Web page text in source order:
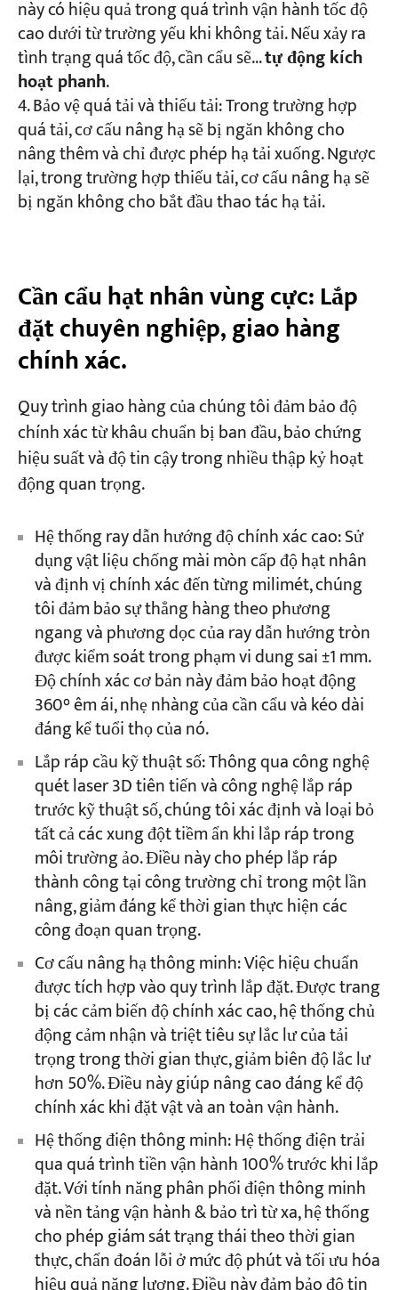
này có hiệu quả trong quá trình vận hành tốc độ
cao dưới từ trường yếu khi không tải. Nếu xảy ra
tình trạng quá tốc độ, cần cẩu sẽ...tự động kích
hoạt phanh.
Bảo vệ quá tải và thiếu tải: Trong trường hợp
quá tải, cơ cấu nâng hạ sẽ bị ngăn không cho
nâng thêm và chỉ được phép hạ tải xuống. Ngược
lại, trong trường hợp thiếu tải, cơ cấu nâng hạ sẽ
bị ngăn không cho bắt đầu thao tác hạ tải.
Cần cẩu hạt nhân vùng cực: Lắp
đặt chuyên nghiệp, giao hàng
chính xác.
Quy trình giao hàng của chúng tôi đảm bảo độ
chính xác từ khâu chuẩn bị ban đầu, bảo chứng
hiệu suất và độ tin cậy trong nhiều thập kỷ hoạt
động quan trọng.
Hệ thống ray dẫn hướng độ chính xác cao: Sử
dụng vật liệu chống mài mòn cấp độ hạt nhân
và định vị chính xác đến từng milimét, chúng
tôi đảm bảo sự thẳng hàng theo phương
ngang và phương dọc của ray dẫn hướng tròn
được kiểm soát trong phạm vi dung sai ±1 mm.
Độ chính xác cơ bản này đảm bảo hoạt động
360° êm ái, nhẹ nhàng của cần cẩu và kéo dài
đáng kể tuổi thọ của nó.
Lắp ráp cầu kỹ thuật số: Thông qua công nghệ
quét laser 3D tiên tiến và công nghệ lắp ráp
trước kỹ thuật số, chúng tôi xác định và loại bỏ
tất cả các xung đột tiềm ẩn khi lắp ráp trong
môi trường ảo. Điều này cho phép lắp ráp
thành công tại công trường chỉ trong một lần
nâng, giảm đáng kể thời gian thực hiện các
công đoạn quan trọng.
Cơ cấu nâng hạ thông minh: Việc hiệu chuẩn
được tích hợp vào quy trình lắp đặt. Được trang
bị các cảm biến độ chính xác cao, hệ thống chủ
động cảm nhận và triệt tiêu sự lắc lư của tải
trọng trong thời gian thực, giảm biên độ lắc lư
hơn 50%. Điều này giúp nâng cao đáng kể độ
chính xác khi đặt vật và an toàn vận hành.
Hệ thống điện thông minh: Hệ thống điện trải
qua quá trình tiền vận hành 100% trước khi lắp
đặt. Với tính năng phân phối điện thông minh
và nền tảng vận hành & bảo trì từ xa, hệ thống
cho phép giám sát trạng thái theo thời gian
thực, chẩn đoán lỗi ở mức độ phút và tối ưu hóa